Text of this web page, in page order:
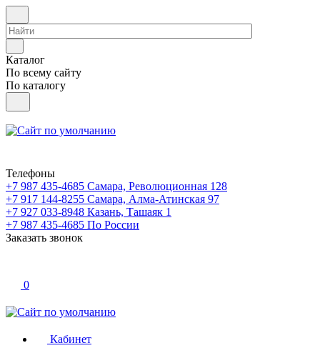
Каталог
По всему сайту
По каталогу
Телефоны
+7 987 435-4685 Самара, Революционная 128
+7 917 144-8255 Самара, Алма-Атинская 97
+7 927 033-8948 Казань, Ташаяк 1
+7 987 435-4685 По России
Заказать звонок
0
Кабинет